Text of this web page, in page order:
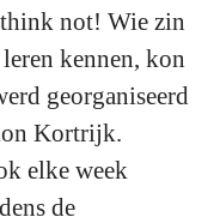
not! Wie zin
kennen, kon
georganiseerd
Kortrijk.
elke week
de